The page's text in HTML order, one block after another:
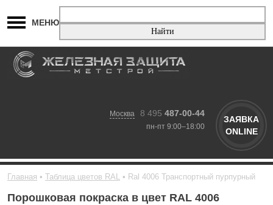
МЕНЮ
Москва 8 495 487-00-44
пн-пт 9:00–18:00
ЗАЯВКА
ONLINE
Главная Таблица цветов RAL Ral 4006 Транспортный пурпурный
Порошковая покраска в цвет RAL 4006